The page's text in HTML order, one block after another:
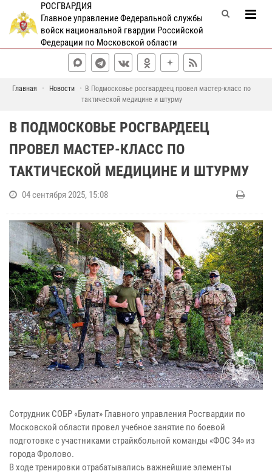
РОСГВАРДИЯ
Главное управление Федеральной службы
войск национальной гвардии Российской
Федерации по Московской области
Главная Новости
В Подмосковье росгвардеец провел мастер-класс по
тактической медицине и штурму
В ПОДМОСКОВЬЕ РОСГВАРДЕЕЦ
ПРОВЕЛ МАСТЕР-КЛАСС ПО
ТАКТИЧЕСКОЙ МЕДИЦИНЕ И ШТУРМУ
04 сентября 2025, 15:08
Сотрудник СОБР «Булат» Главного управления Росгвардии по
Московской области провел учебное занятие по боевой
подготовке с участниками страйкбольной команды «ФОС 34» из
города Фролово.
В ходе тренировки отрабатывались важнейшие элементы